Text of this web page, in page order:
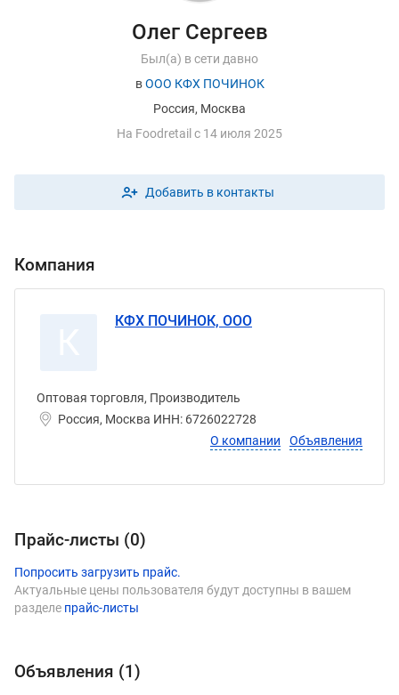
Олег Сергеев
Был(а) в сети давно
вООО КФХ ПОЧИНОК
Россия, Москва
На Foodretail с 14 июля 2025
Добавить в контакты
Компания
КФХ ПОЧИНОК, ООО
Оптовая торговля, Производитель
Россия, Москва ИНН: 6726022728
О компании
Объявления
Прайс-листы (0)
Попросить загрузить прайс.
Актуальные цены пользователя будут доступны в вашем
разделе прайс-листы
Объявления (1)
Виды продукции КФХ ПОЧИНОК